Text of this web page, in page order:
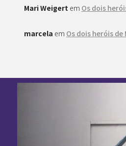
Mari Weigert em Os dois
marcela em Os dois heróis de